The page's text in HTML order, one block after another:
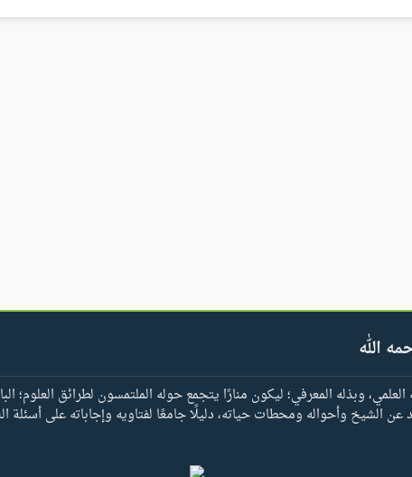
الله
وبذله المعرفي؛ ليكون منارًا يتجمع حوله الملتمسون لطرائق العلوم؛
الشيخ وأحواله ومحطات حياته، دليلًا جامعًا لفتاويه وإجاباته على أسئلة